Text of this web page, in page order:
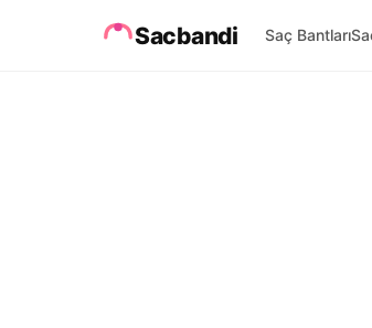
Sacbandi Saç Bantları